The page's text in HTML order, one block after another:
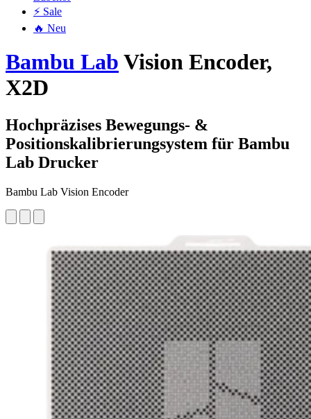
⚡ Sale
🔥 Neu
Bambu Lab Vision Encoder,
X2D
Hochpräzises Bewegungs- &
Positionskalibrierungsystem für Bambu
Lab Drucker
Bambu Lab Vision Encoder